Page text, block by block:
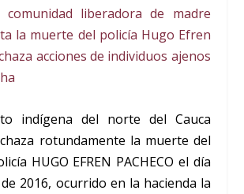
comunidad liberadora de madre
la muerte del policía Hugo Efren
acciones de individuos ajenos
indígena del norte del Cauca
rotundamente la muerte del
HUGO EFREN PACHECO el día
2016, ocurrido en la hacienda la